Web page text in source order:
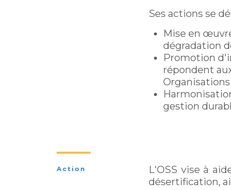
Ses actions se
Mise en
dégradation
Promotion
répondent
gestion
Action
L'OSS vise à
désertification,